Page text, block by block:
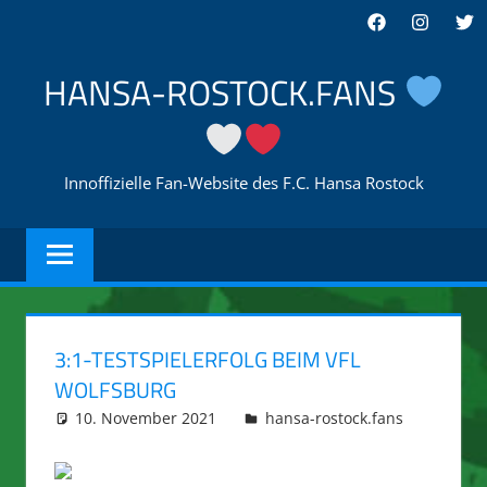
springen
Facebook
HANSA-ROSTOCK.FANS
Innoffizielle Fan-Website des F.C. Hansa Rostock
3:1-TESTSPIELERFOLG BEIM VFL
WOLFSBURG
10. November 2021 integromat
hansa-rostock.fans